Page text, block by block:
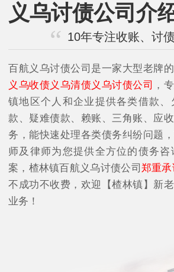
义乌讨债公司介
10年专注收账、讨
百航义乌讨债公司是一家大型老牌的
义乌收债义乌清债义乌讨债公司 ，
镇地区个人和企业提供各类借款
款、疑难债款、赖账、三角账、应
务，能快速处理各类债务纠纷问题
师及律师为您提供全方位的债务
案，楂林镇百航义乌讨债公司 郑重承
不成功不收费，欢迎【楂林镇】新
业务！